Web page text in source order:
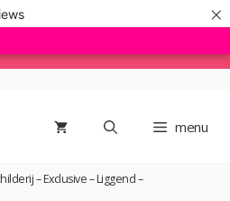
×
menu
– Exclusive – Liggend –